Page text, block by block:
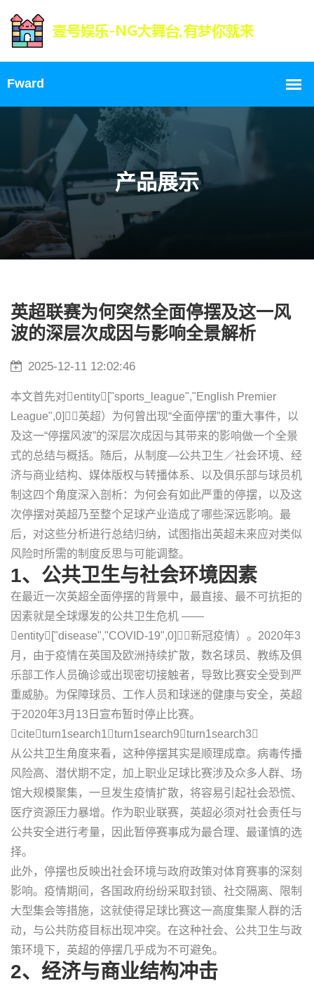
产品展示
英超联赛为何突然全面停摆及这一风
波的深层次成因与影响全景解析
2025-12-11 12:02:46
本文首先对entity["sports_league","English Premier
League",0]（英超）为何曾出现“全面停摆”的重大事件，以
及这一“停摆风波”的深层次成因与其带来的影响做一个全景
式的总结与概括。随后，从制度—公共卫生／社会环境、经
济与商业结构、媒体版权与转播体系、以及俱乐部与球员机
制这四个角度深入剖析：为何会有如此严重的停摆，以及这
次停摆对英超乃至整个足球产业造成了哪些深远影响。最
后，对这些分析进行总结归纳，试图指出英超未来应对类似
风险时所需的制度反思与可能调整。
1、公共卫生与社会环境因素
在最近一次英超全面停摆的背景中，最直接、最不可抗拒的
因素就是全球爆发的公共卫生危机 ——
entity["disease","COVID-19",0]（新冠疫情）。2020年3
月，由于疫情在英国及欧洲持续扩散，数名球员、教练及俱
乐部工作人员确诊或出现密切接触者，导致比赛安全受到严
重威胁。为保障球员、工作人员和球迷的健康与安全，英超
于2020年3月13日宣布暂时停止比赛。
citeturn1search1turn1search9turn1search3
从公共卫生角度来看，这种停摆其实是顺理成章。病毒传播
风险高、潜伏期不定，加上职业足球比赛涉及众多人群、场
馆大规模聚集，一旦发生疫情扩散，将容易引起社会恐慌、
医疗资源压力暴增。作为职业联赛，英超必须对社会责任与
公共安全进行考量，因此暂停赛事成为最合理、最谨慎的选
择。
此外，停摆也反映出社会环境与政府政策对体育赛事的深刻
影响。疫情期间，各国政府纷纷采取封锁、社交隔离、限制
大型集会等措施，这就使得足球比赛这一高度集聚人群的活
动，与公共防疫目标出现冲突。在这种社会、公共卫生与政
策环境下，英超的停摆几乎成为不可避免。
2、经济与商业结构冲击